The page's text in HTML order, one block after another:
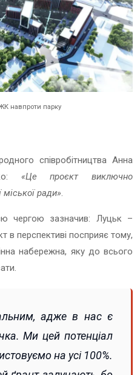
навпроти парку
співробітництва Анна
«Це проєкт виключно
ради».
чергою зазначив: Луцьк –
в перспективі посприяє тому,
набережна, яку до всього
адже в нас є
Ми цей потенціал
на усі 100%.